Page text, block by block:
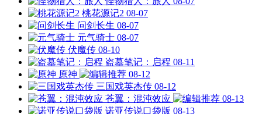
桃花源记2 08-07
问剑长生 08-07
元气骑士 08-07
伏魔传 08-10
盗墓笔记：启程 08-11
原神
08-12
三国戏英杰传 08-12
苍翼：混沌效应
08-13
诺亚传说口袋版 08-13